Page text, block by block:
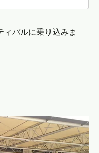
バルに乗り込みま